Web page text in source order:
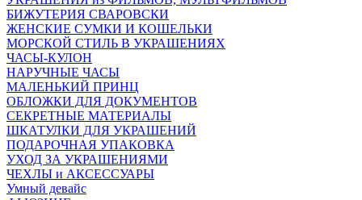
БИЖУТЕРИЯ СВАРОВСКИ
ЖЕНСКИЕ СУМКИ И КОШЕЛЬКИ
МОРСКОЙ СТИЛЬ В УКРАШЕНИЯХ
ЧАСЫ-КУЛОН
НАРУЧНЫЕ ЧАСЫ
МАЛЕНЬКИЙ ПРИНЦ
ОБЛОЖКИ ДЛЯ ДОКУМЕНТОВ
СЕКРЕТНЫЕ МАТЕРИАЛЫ
ШКАТУЛКИ ДЛЯ УКРАШЕНИЙ
ПОДАРОЧНАЯ УПАКОВКА
УХОД ЗА УКРАШЕНИЯМИ
ЧEХЛЫ и АКСЕССУАРЫ
Умный девайс